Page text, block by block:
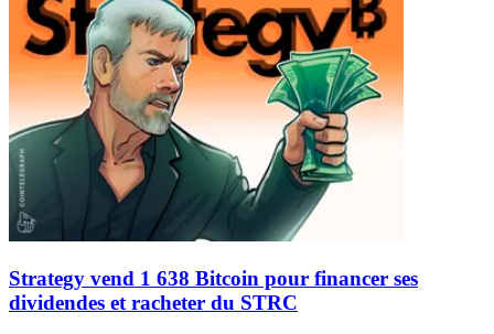
Strategy vend 1 638 Bitcoin pour financer ses
dividendes et racheter du STRC